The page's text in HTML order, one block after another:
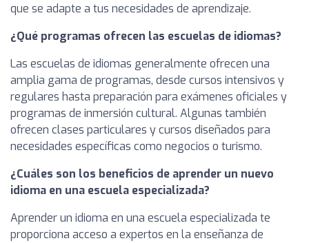
que se adapte a tus necesidades de aprendizaje.
¿Qué programas ofrecen las escuelas de idiomas?
Las escuelas de idiomas generalmente ofrecen una
amplia gama de programas, desde cursos intensivos y
regulares hasta preparación para exámenes oficiales y
programas de inmersión cultural. Algunas también
ofrecen clases particulares y cursos diseñados para
necesidades específicas como negocios o turismo.
¿Cuáles son los beneficios de aprender un nuevo
idioma en una escuela especializada?
Aprender un idioma en una escuela especializada te
proporciona acceso a expertos en la enseñanza de